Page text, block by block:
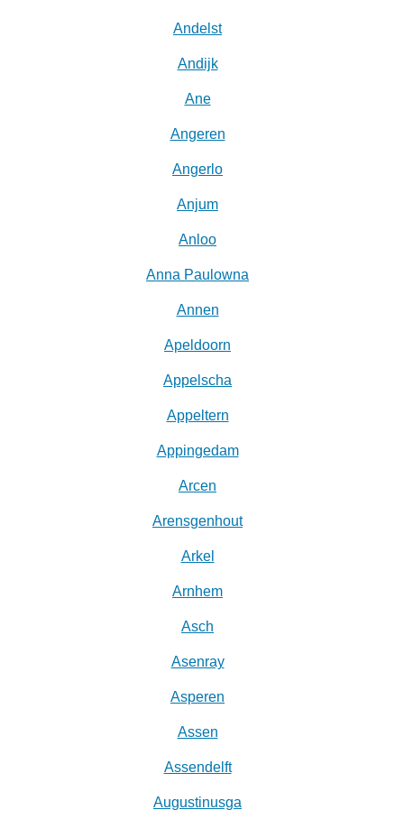
Andelst
Andijk
Ane
Angeren
Angerlo
Anjum
Anloo
Anna Paulowna
Annen
Apeldoorn
Appelscha
Appeltern
Appingedam
Arcen
Arensgenhout
Arkel
Arnhem
Asch
Asenray
Asperen
Assen
Assendelft
Augustinusga